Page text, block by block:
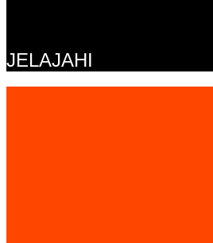
JELAJAHI